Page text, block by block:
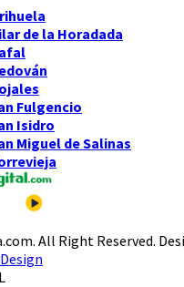
de la Horadada
Fulgencio
Isidro
Miguel de Salinas
All Right Reserved.